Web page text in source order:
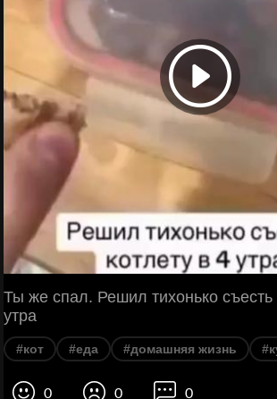
Ты же спал. Решил тихонько съесть
утра
#кот #еда #домашняя жизнь
0 0 0